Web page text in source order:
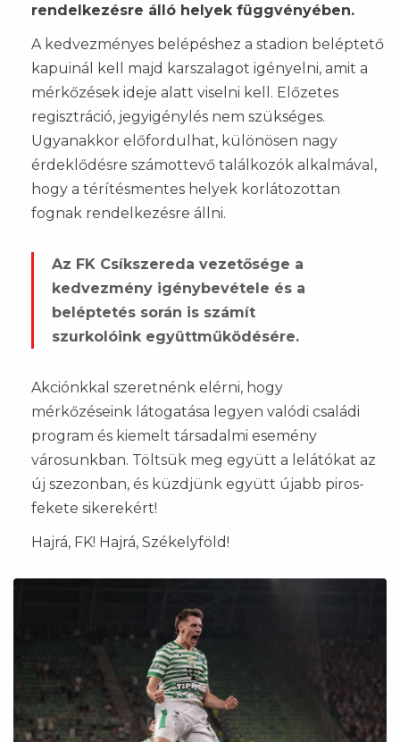
rendelkezésre álló helyek függvényében.
A kedvezményes belépéshez a stadion beléptető
kapuinál kell majd karszalagot igényelni, amit a
mérkőzések ideje alatt viselni kell. Előzetes
regisztráció, jegyigénylés nem szükséges.
Ugyanakkor előfordulhat, különösen nagy
érdeklődésre számottevő találkozók alkalmával,
hogy a térítésmentes helyek korlátozottan
fognak rendelkezésre állni.
Az FK Csíkszereda vezetősége a
kedvezmény igénybevétele és a
beléptetés során is számít
szurkolóink együttműködésére.
Akciónkkal szeretnénk elérni, hogy
mérkőzéseink látogatása legyen valódi családi
program és kiemelt társadalmi esemény
városunkban. Töltsük meg együtt a lelátókat az
új szezonban, és küzdjünk együtt újabb piros-
fekete sikerekért!
Hajrá, FK! Hajrá, Székelyföld!